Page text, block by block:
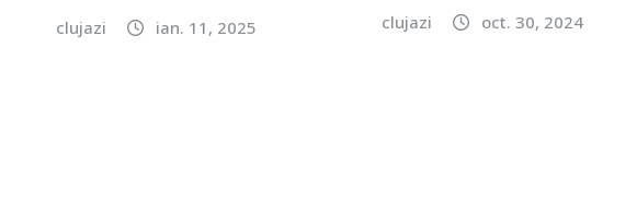
clujazi ian. 11, 2025 clujazi oct. 30, 2024